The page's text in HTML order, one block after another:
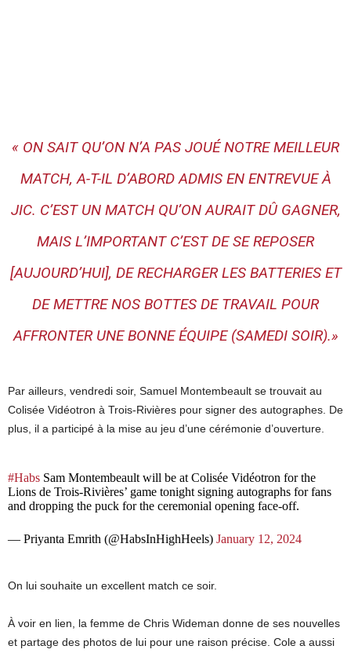
« ON SAIT QU’ON N’A PAS JOUÉ NOTRE MEILLEUR
MATCH, A-T-IL D’ABORD ADMIS EN ENTREVUE À
JIC. C’EST UN MATCH QU’ON AURAIT DÛ GAGNER,
MAIS L’IMPORTANT C’EST DE SE REPOSER
[AUJOURD’HUI], DE RECHARGER LES BATTERIES ET
DE METTRE NOS BOTTES DE TRAVAIL POUR
AFFRONTER UNE BONNE ÉQUIPE (SAMEDI SOIR).»
Par ailleurs, vendredi soir, Samuel Montembeault se trouvait au
Colisée Vidéotron à Trois-Rivières pour signer des autographes. De
plus, il a participé à la mise au jeu d’une cérémonie d’ouverture.
#Habs Sam Montembeault will be at Colisée Vidéotron for the
Lions de Trois-Rivières’ game tonight signing autographs for fans
and dropping the puck for the ceremonial opening face-off.
— Priyanta Emrith (@HabsInHighHeels) January 12, 2024
On lui souhaite un excellent match ce soir.
À voir en lien, la femme de Chris Wideman donne de ses nouvelles
et partage des photos de lui pour une raison précise. Cole a aussi